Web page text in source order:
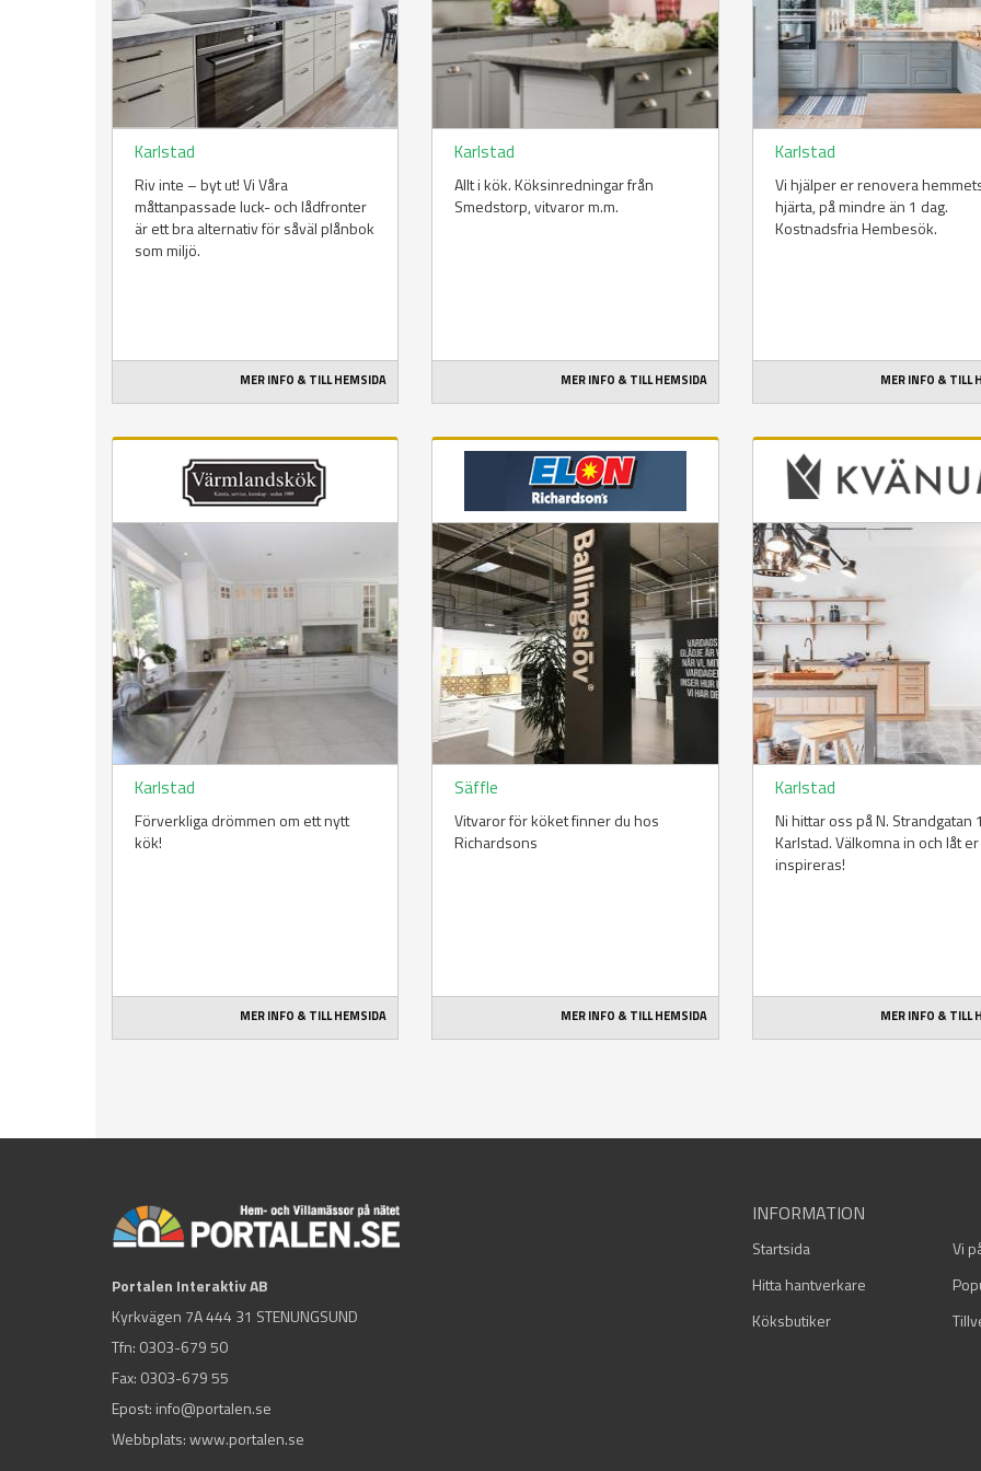
Karlstad
Riv inte – byt ut! Vi Våra
måttanpassade luck- och lådfronter
är ett bra alternativ för såväl plånbok
som miljö.
MER INFO & TILL HEMSIDA
Karlstad
Allt i kök. Köksinredningar från
Smedstorp, vitvaror m.m.
MER INFO & TILL HEMSIDA
Karlstad
Vi hjälper er renovera
hjärta, på mindre än 1 dag.
Kostnadsfria Hembesök.
MER INFO & TILL
Karlstad
Förverkliga drömmen om ett nytt
kök!
MER INFO & TILL HEMSIDA
Säffle
Vitvaror för köket finner du hos
Richardsons
MER INFO & TILL HEMSIDA
Karlstad
Ni hittar oss på N. Strandgatan
Karlstad. Välkomna in och låt er
inspireras!
MER INFO & TILL
Portalen Interaktiv AB
Kyrkvägen 7A 444 31 STENUNGSUND
Tfn: 0303-679 50
Fax: 0303-679 55
Epost: info@portalen.se
Webbplats: www.portalen.se
INFORMATION
Startsida
Vi
Hitta hantverkare
Köksbutiker